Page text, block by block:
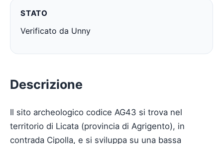
STATO
Verificato da Unny
Descrizione
Il sito archeologico codice AG43 si trova nel
territorio di Licata (provincia di Agrigento), in
contrada Cipolla, e si sviluppa su una bassa